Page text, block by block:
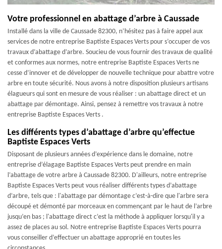
Votre professionnel en abattage d’arbre à Caussade
Installé dans la ville de Caussade 82300, n’hésitez pas à faire appel aux
services de notre entreprise Baptiste Espaces Verts pour s’occuper de vos
travaux d’abattage d’arbre. Soucieu de vous fournir des travaux de qualité
et conformes aux normes, notre entreprise Baptiste Espaces Verts ne
cesse d’innover et de développer de nouvelle technique pour abattre votre
arbre en toute sécurité. Nous avons à notre disposition plusieurs artisans
élagueurs qui sont en mesure de vous réaliser : un abattage direct et un
abattage par démontage. Ainsi, pensez à remettre vos travaux à notre
entreprise Baptiste Espaces Verts .
Les différents types d’abattage d’arbre qu’effectue
Baptiste Espaces Verts
Disposant de plusieurs années d’expérience dans le domaine, notre
entreprise d’élagage Baptiste Espaces Verts peut prendre en main
l’abattage de votre arbre à Caussade 82300. D'ailleurs, notre entreprise
Baptiste Espaces Verts peut vous réaliser différents types d’abattage
d’arbre, tels que : l'abattage par démontage c’est-à-dire que l'arbre sera
découpé et démonté par morceaux en commençant par le haut de l’arbre
jusqu’en bas ; l'abattage direct c’est la méthode à appliquer lorsqu'il y a
assez de places au sol. Notre entreprise Baptiste Espaces Verts pourra
vous conseiller d’effectuer un abattage approprié en toutes les